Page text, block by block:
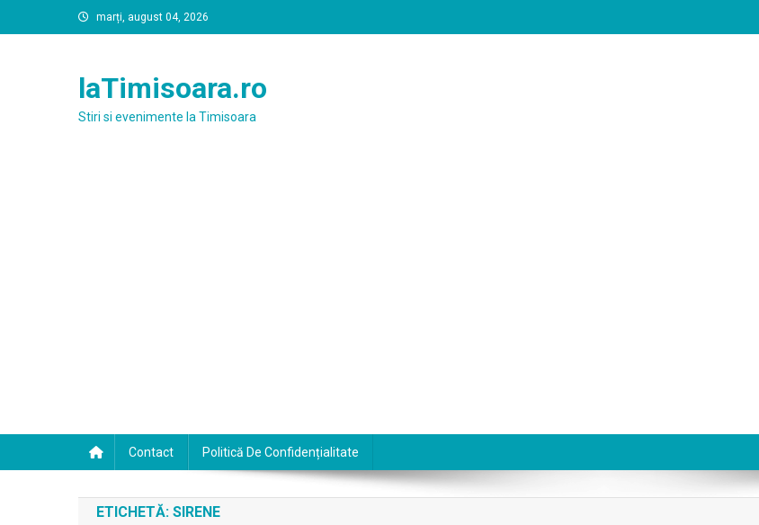
to
marți, august 04, 2026
laTimisoara.ro
Stiri si evenimente la Timisoara
Contact Politică De Confidențialitate
ETICHETĂ: SIRENE